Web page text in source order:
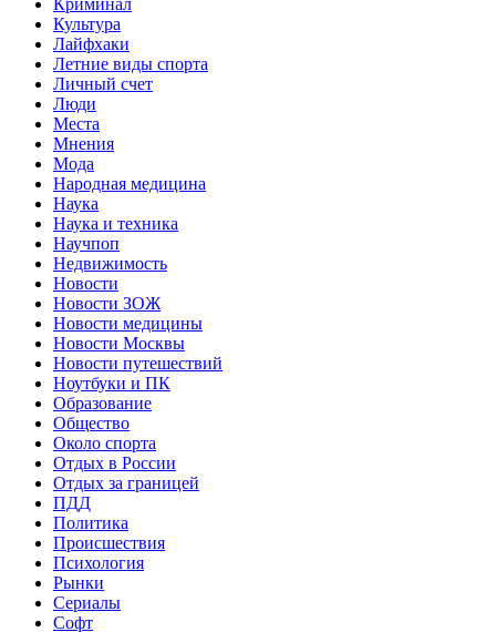
Культура
Лайфхаки
Летние виды спорта
Личный счет
Люди
Места
Мнения
Мода
Народная медицина
Наука
Наука и техника
Научпоп
Недвижимость
Новости
Новости ЗОЖ
Новости медицины
Новости Москвы
Новости путешествий
Ноутбуки и ПК
Образование
Общество
Около спорта
Отдых в России
Отдых за границей
ПДД
Политика
Происшествия
Психология
Рынки
Сериалы
Софт